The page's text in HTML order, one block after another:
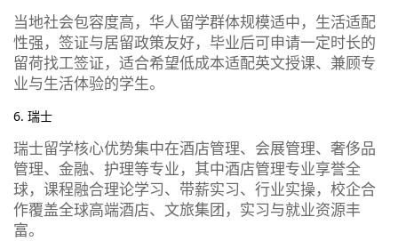
当地社会包容度高，华人留学群体规模适中，生活适配
性强，签证与居留政策友好，毕业后可申请一定时长的
留荷找工签证，适合希望低成本适配英文授课、兼顾专
业与生活体验的学生。
6. 瑞士
瑞士留学核心优势集中在酒店管理、会展管理、奢侈品
管理、金融、护理等专业，其中酒店管理专业享誉全
球，课程融合理论学习、带薪实习、行业实操，校企合
作覆盖全球高端酒店、文旅集团，实习与就业资源丰
富。